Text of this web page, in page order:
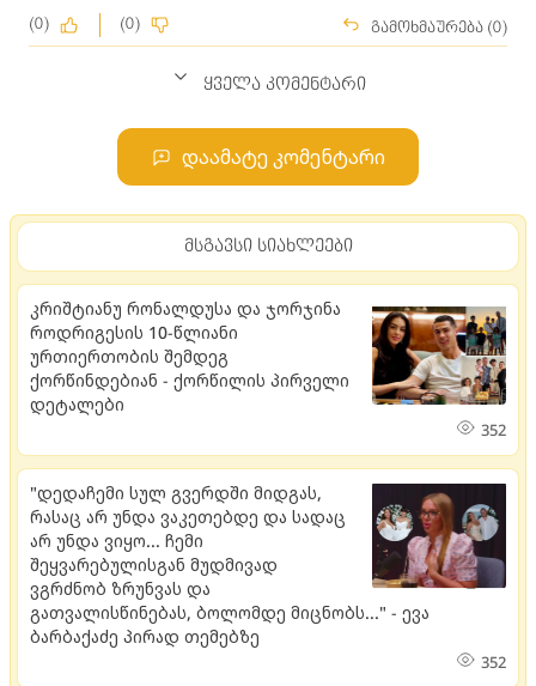
(0) (0) გამოხმაურება (0)
ყველა კომენტარი
დაამატე კომენტარი
მსგავსი სიახლეები
კრიშტიანუ რონალდუსა და ჯორჯინა
როდრიგესის 10-წლიანი
ურთიერთობის შემდეგ
ქორწინდებიან - ქორწილის პირველი
დეტალები
352
"დედაჩემი სულ გვერდში მიდგას,
რასაც არ უნდა ვაკეთებდე და სადაც
არ უნდა ვიყო... ჩემი
შეყვარებულისგან მუდმივად
ვგრძნობ ზრუნვას და
გათვალისწინებას, ბოლომდე მიცნობს..." - ევა
ბარბაქაძე პირად თემებზე
352